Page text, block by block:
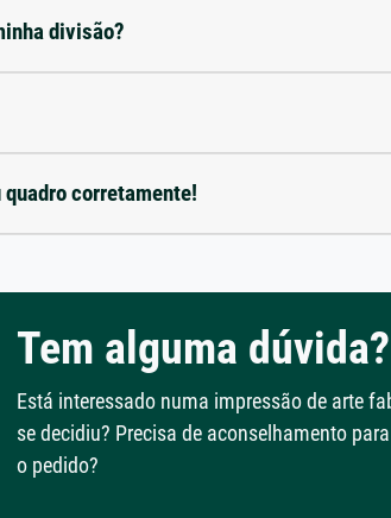
divisão?
corretamente!
Tem alguma dúvida?
Está interessado numa impressão de arte
se decidiu? Precisa de aconselhamento
o pedido?